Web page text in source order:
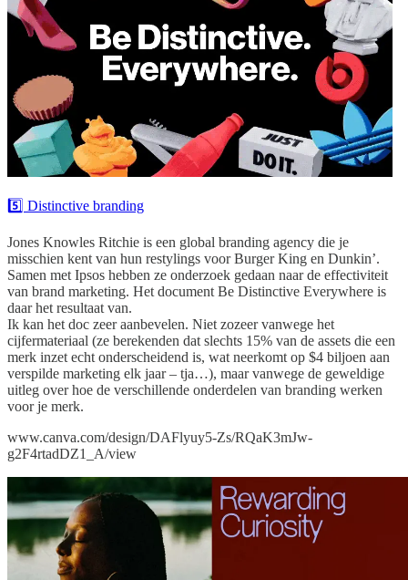
5️⃣ Distinctive branding
Jones Knowles Ritchie is een global branding agency die je
misschien kent van hun restylings voor Burger King en Dunkin’.
Samen met Ipsos hebben ze onderzoek gedaan naar de effectiviteit
van brand marketing. Het document Be Distinctive Everywhere is
daar het resultaat van.
Ik kan het doc zeer aanbevelen. Niet zozeer vanwege het
cijfermateriaal (ze berekenden dat slechts 15% van de assets die een
merk inzet echt onderscheidend is, wat neerkomt op $4 biljoen aan
verspilde marketing elk jaar – tja…), maar vanwege de geweldige
uitleg over hoe de verschillende onderdelen van branding werken
voor je merk.
www.canva.com/design/DAFlyuy5-Zs/RQaK3mJw-
g2F4rtadDZ1_A/view